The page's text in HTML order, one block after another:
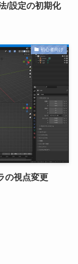
/設定の初期化
初心者向け
の視点変更